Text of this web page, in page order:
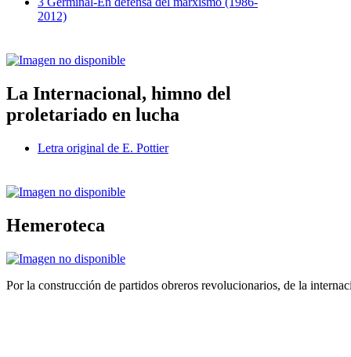
2012)
La Internacional, himno del
proletariado en lucha
Letra original de E. Pottier
Hemeroteca
Por la construcción de partidos obreros revolucionarios, de la